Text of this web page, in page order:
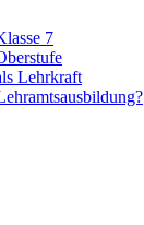
7
Lehrkraft